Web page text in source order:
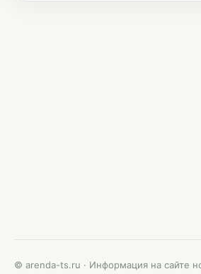
© arenda-ts.ru · Информация на сайте